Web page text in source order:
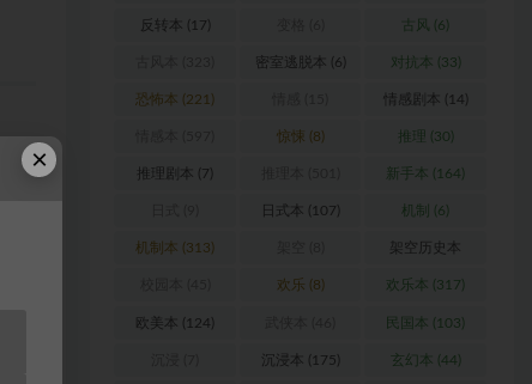
反转本 (17) 古风 (6)
密室逃脱本 (6) 对抗本 (33)
恐怖本 (221) 情感剧本 (14)
惊悚 (8) 推理 (30)
推理剧本 (7) 新手本 (164)
日式本 (107) 机制 (6)
机制本 (313) 架空历史本
(102)
欢乐 (8) 欢乐本 (317)
欧美本 (124) 民国本 (103)
沉浸本 (175) 玄幻本 (44)
×